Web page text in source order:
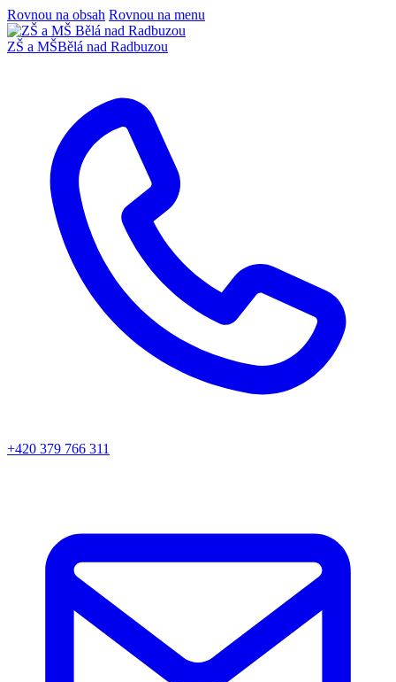
Rovnou na obsah Rovnou na menu
ZŠ a MŠBělá nad Radbuzou
+420 379 766 311